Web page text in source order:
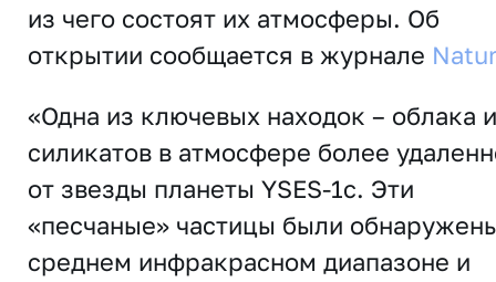
из чего состоят их атмосферы. Об
открытии сообщается в журнале
«Одна из ключевых находок – облака
силикатов в атмосфере более
от звезды планеты YSES-1c. Эти
«песчаные» частицы были
среднем инфракрасном диапазоне и